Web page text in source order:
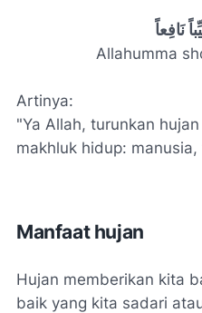
نَافِعاً
Allahumma
Artinya:
"Ya Allah, turunkan
makhluk hidup:
Manfaat hujan
Hujan memberikan kita
baik yang kita sadari